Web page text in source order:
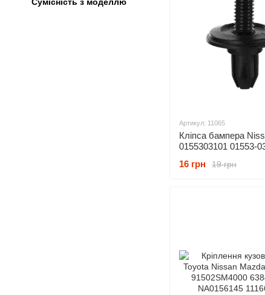
Артикул: 11065
Кліпса бампера
0155303101 01553-
19 грн
16 грн